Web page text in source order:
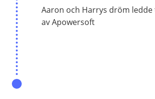
Aaron och Harrys dröm
av Apowersoft